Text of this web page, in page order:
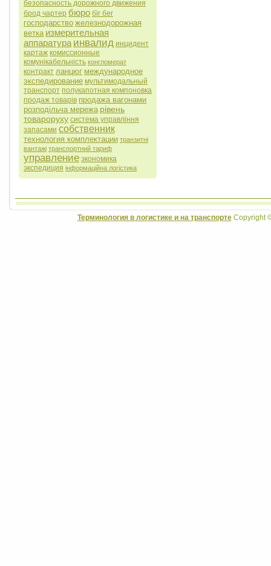
безопасность дорожного движения
брод чартер бюро біг бег
господарство железнодорожная
ветка измерительная
аппаратура инвалид инцидент
картаж комиссионные
комунікабельність конгломерат
контракт ланцюг международное
экспедирование мультимодальный
транспорт полукапотная компоновка
продаж товарів продажа вагонами
розподільча мережа рівень
товароруху система управління
запасами собственник
технология комплектации транзитні
вантажі транспортний тариф
управление экономика
экспедиция інформаційна логістика
Терминология в логистике и на транспортеCopyright